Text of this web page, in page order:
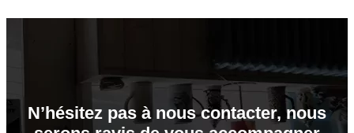
N’hésitez pas à nous contacter, nous